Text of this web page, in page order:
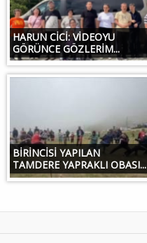
HARUN CİCİ: VİDEOYU
GÖRÜNCE GÖZLERİM...
BİRİNCİSİ YAPILAN
TAMDERE YAPRAKLI OBASI...